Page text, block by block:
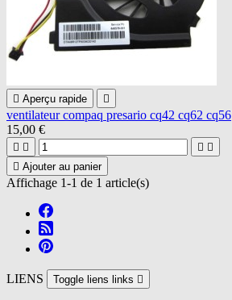
 Aperçu rapide 
ventilateur compaq presario cq42 cq62 cq56
15,00 €
   
 Ajouter au panier
Affichage 1-1 de 1 article(s)
LIENS Toggle liens links 